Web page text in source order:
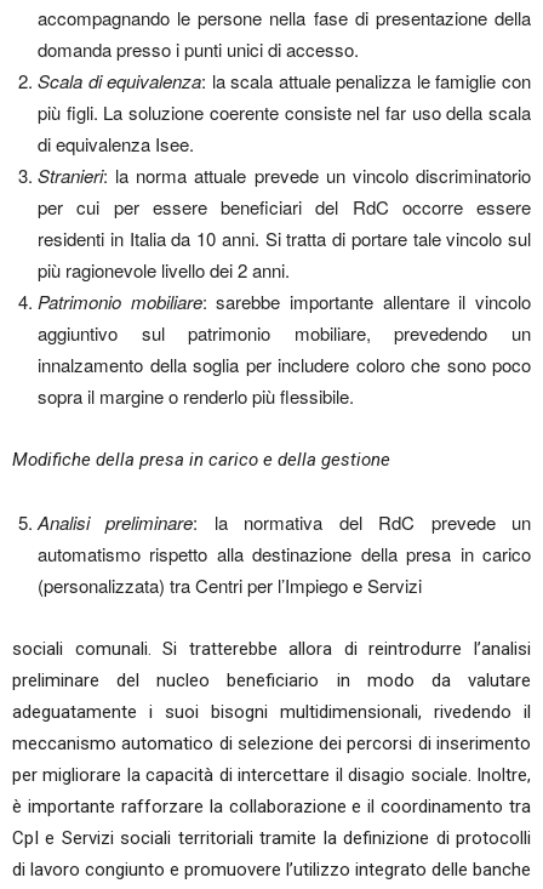
accompagnando le persone nella fase di presentazione della
domanda presso i punti unici di accesso.
Scala di equivalenza: la scala attuale penalizza le famiglie con
più figli. La soluzione coerente consiste nel far uso della scala
di equivalenza Isee.
Stranieri: la norma attuale prevede un vincolo discriminatorio
per cui per essere beneficiari del RdC occorre essere
residenti in Italia da 10 anni. Si tratta di portare tale vincolo sul
più ragionevole livello dei 2 anni.
Patrimonio mobiliare: sarebbe importante allentare il vincolo
aggiuntivo sul patrimonio mobiliare, prevedendo un
innalzamento della soglia per includere coloro che sono poco
sopra il margine o renderlo più flessibile.
Modifiche della presa in carico e della gestione
Analisi preliminare: la normativa del RdC prevede un
automatismo rispetto alla destinazione della presa in carico
(personalizzata) tra Centri per l’Impiego e Servizi
sociali comunali. Si tratterebbe allora di reintrodurre l’analisi
preliminare del nucleo beneficiario in modo da valutare
adeguatamente i suoi bisogni multidimensionali, rivedendo il
meccanismo automatico di selezione dei percorsi di inserimento
per migliorare la capacità di intercettare il disagio sociale. Inoltre,
è importante rafforzare la collaborazione e il coordinamento tra
CpI e Servizi sociali territoriali tramite la definizione di protocolli
di lavoro congiunto e promuovere l’utilizzo integrato delle banche